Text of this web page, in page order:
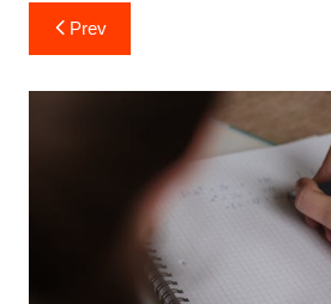
Post
navigation
Prev